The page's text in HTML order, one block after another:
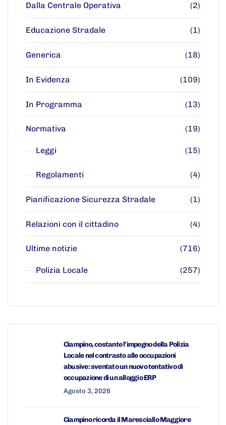
Dalla Centrale Operativa (2)
Educazione Stradale (1)
Generica (18)
In Evidenza (109)
In Programma (13)
Normativa (19)
Leggi (15)
Regolamenti (4)
Pianificazione Sicurezza Stradale (1)
Relazioni con il cittadino (4)
Ultime notizie (716)
Polizia Locale (257)
Ciampino, costante l’impegno della Polizia
Locale nel contrasto alle occupazioni
abusive: sventato un nuovo tentativo di
occupazione di un alloggio ERP
Agosto 3, 2026
Ciampino ricorda il Maresciallo Maggiore